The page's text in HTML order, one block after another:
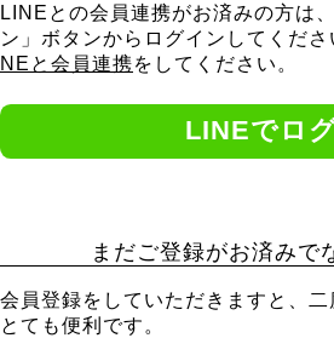
LINEとの会員連携がお済みの方は
ン」ボタンからログインしてくださ
NEと会員連携をしてください。
まだご登録がお済みで
会員登録をしていただきますと、
とても便利です。